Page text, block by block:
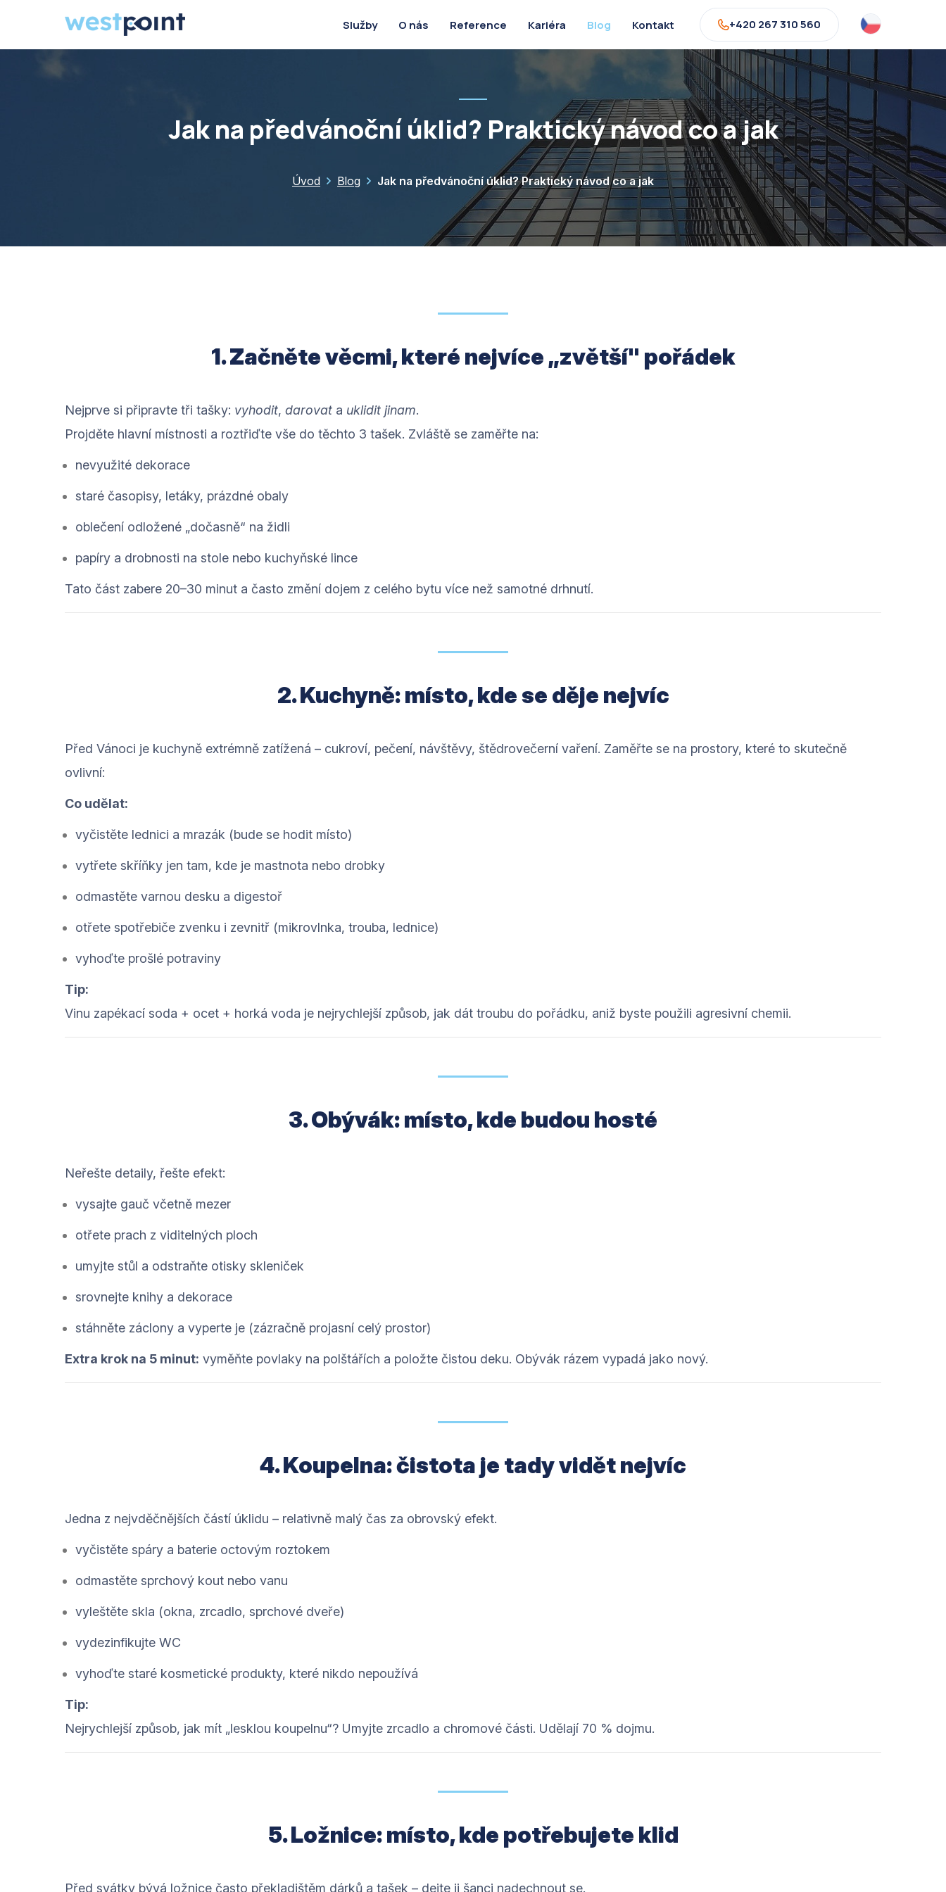
Služby O nás Reference Kariéra Blog Kontakt +420 267 310 560
Jak na předvánoční úklid? Praktický návod co a jak
Úvod Blog Jak na předvánoční úklid? Praktický návod co a jak
1. Začněte věcmi, které nejvíce „zvětší" pořádek
Nejprve si připravte tři tašky: vyhodit, darovat a uklidit jinam.
Projděte hlavní místnosti a roztřiďte vše do těchto 3 tašek. Zvláště se zaměřte na:
nevyužité dekorace
staré časopisy, letáky, prázdné obaly
oblečení odložené „dočasně“ na židli
papíry a drobnosti na stole nebo kuchyňské lince
Tato část zabere 20–30 minut a často změní dojem z celého bytu více než samotné drhnutí.
2. Kuchyně: místo, kde se děje nejvíc
Před Vánoci je kuchyně extrémně zatížená – cukroví, pečení, návštěvy, štědrovečerní vaření. Zaměřte se na prostory, které to skutečně
ovlivní:
Co udělat:
vyčistěte lednici a mrazák (bude se hodit místo)
vytřete skříňky jen tam, kde je mastnota nebo drobky
odmastěte varnou desku a digestoř
otřete spotřebiče zvenku i zevnitř (mikrovlnka, trouba, lednice)
vyhoďte prošlé potraviny
Tip:
Vinu zapékací soda + ocet + horká voda je nejrychlejší způsob, jak dát troubu do pořádku, aniž byste použili agresivní chemii.
3. Obývák: místo, kde budou hosté
Neřešte detaily, řešte efekt:
vysajte gauč včetně mezer
otřete prach z viditelných ploch
umyjte stůl a odstraňte otisky skleniček
srovnejte knihy a dekorace
stáhněte záclony a vyperte je (zázračně projasní celý prostor)
Extra krok na 5 minut: vyměňte povlaky na polštářích a položte čistou deku. Obývák rázem vypadá jako nový.
4. Koupelna: čistota je tady vidět nejvíc
Jedna z nejvděčnějších částí úklidu – relativně malý čas za obrovský efekt.
vyčistěte spáry a baterie octovým roztokem
odmastěte sprchový kout nebo vanu
vyleštěte skla (okna, zrcadlo, sprchové dveře)
vydezinfikujte WC
vyhoďte staré kosmetické produkty, které nikdo nepoužívá
Tip:
Nejrychlejší způsob, jak mít „lesklou koupelnu“? Umyjte zrcadlo a chromové části. Udělají 70 % dojmu.
5. Ložnice: místo, kde potřebujete klid
Před svátky bývá ložnice často překladištěm dárků a tašek – dejte ji šanci nadechnout se.